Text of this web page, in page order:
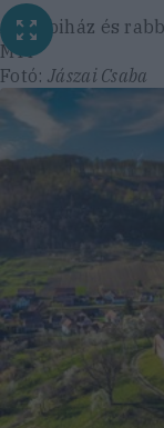
A rabbiház és
MTI
Fotó: Jászai Csaba